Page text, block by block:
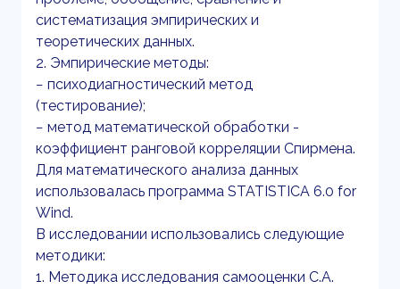
систематизация эмпирических и
теоретических данных.
2. Эмпирические методы:
− психодиагностический метод
(тестирование);
− метод математической обработки -
коэффициент ранговой корреляции Спирмена.
Для математического анализа данных
использовалась программа STATISTICA 6.0 for
Wind.
В исследовании использовались следующие
методики:
1. Методика исследования самооценки С.А.